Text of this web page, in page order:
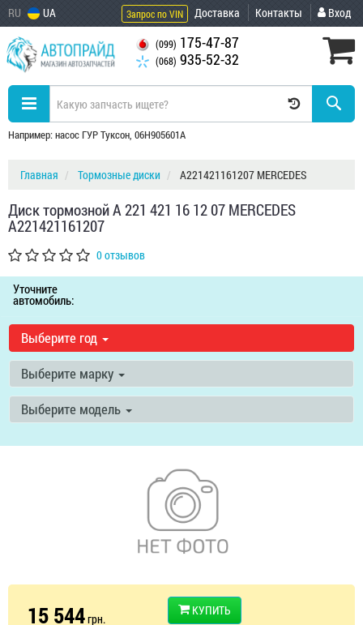
RU UA Запрос по VIN Доставка Контакты Вход
(099) 175-47-87
(068) 935-52-32
Например: насос ГУР Туксон, 06H905601A
Главная Тормозные диски A221421161207 MERCEDES
Диск тормозной A 221 421 16 12 07 MERCEDES
A221421161207
0 отзывов
Уточните
автомобиль:
Выберите год
Выберите марку
Выберите модель
15 544грн.
КУПИТЬ